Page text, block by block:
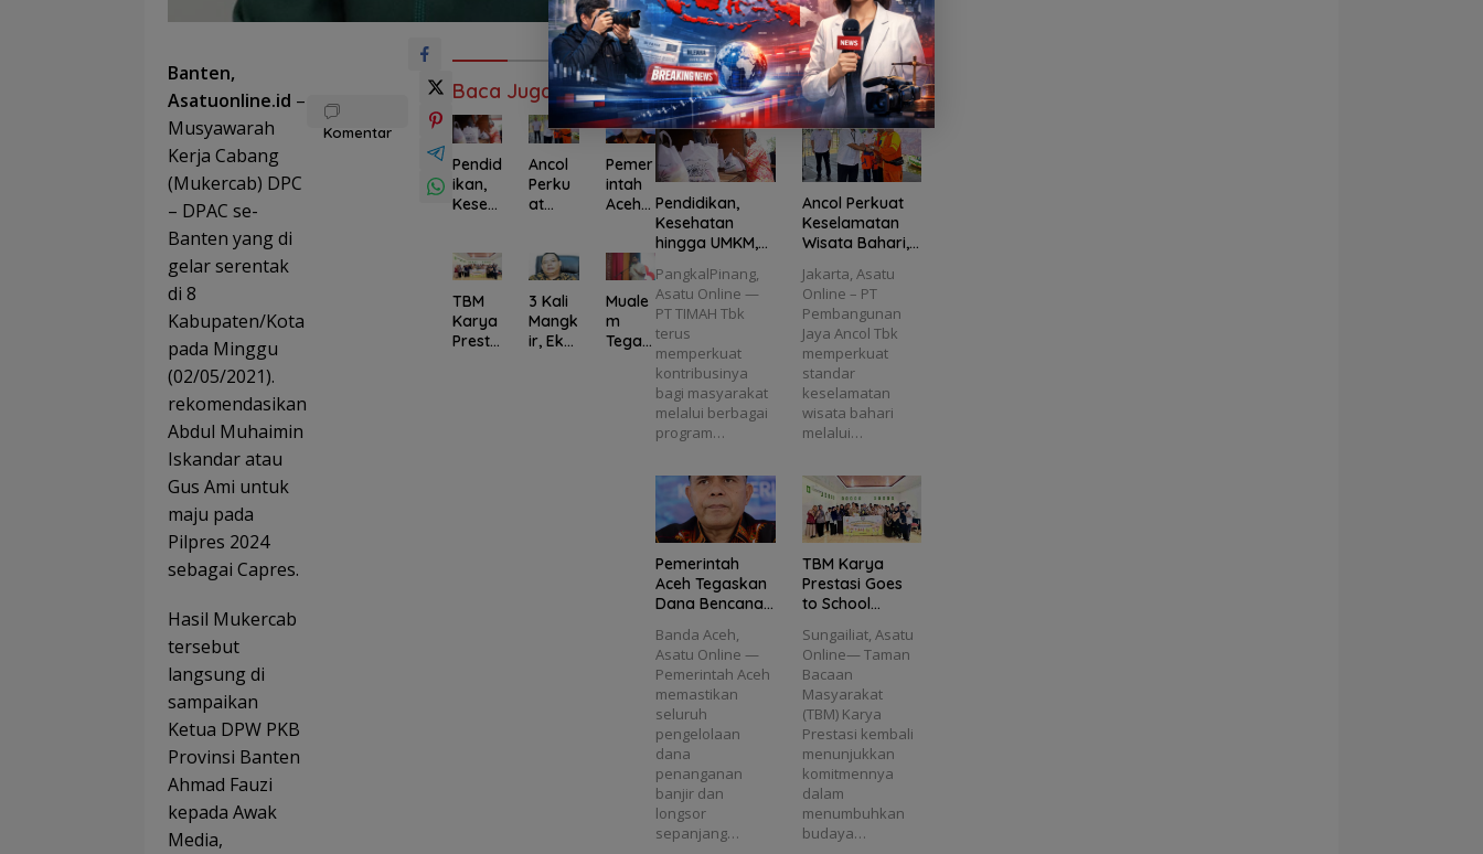
Banten,
Asatuonline.id –
Musyawarah
Kerja Cabang
(Mukercab) DPC
– DPAC se-
Banten yang di
gelar serentak
di 8
Kabupaten/Kota
pada Minggu
(02/05/2021).
rekomendasikan
Abdul Muhaimin
Iskandar atau
Gus Ami untuk
maju pada
Pilpres 2024
sebagai Capres.
Hasil Mukercab
tersebut
langsung di
sampaikan
Ketua DPW PKB
Provinsi Banten
Ahmad Fauzi
kepada Awak
Media,
Komentar
Baca Juga
Pendid
ikan,
Keseh
a
UMKM,
Progr
am PT
TIMAH
Ancol
Perku
at
Wisat
a
Bahari
,
Seluru
Pemer
intah
Aceh
Dana
Benca
na
2025
Trans
TBM
Karya
Presta
3 Kali
Mangk
ir, Eks
Muale
m
Tegas
Rekomendasi untuk kamu
Pendidikan,
Kesehatan
hingga UMKM,
TIMAH Jangkau
69.653
Penerima
Manfaat
PangkalPinang,
Asatu Online —
PT TIMAH Tbk
terus
memperkuat
kontribusinya
bagi masyarakat
melalui berbagai
program…
Ancol Perkuat
Keselamatan
Wisata Bahari,
Wisata Wajib
Kantongi E-Pas
Kecil
Jakarta, Asatu
Online – PT
Pembangunan
Jaya Ancol Tbk
memperkuat
standar
keselamatan
wisata bahari
melalui…
Pemerintah
Aceh Tegaskan
Dana Bencana
Transparan
dan Sesuai
Regulasi
Banda Aceh,
Asatu Online —
Pemerintah Aceh
memastikan
seluruh
pengelolaan
dana
penanganan
banjir dan
longsor
sepanjang…
TBM Karya
Prestasi Goes
to School
Semangat
Literasi di MTs
Plus Bahrul
Ulum Sungailiat
Sungailiat, Asatu
Online— Taman
Bacaan
Masyarakat
(TBM) Karya
Prestasi kembali
menunjukkan
komitmennya
dalam
menumbuhkan
budaya…